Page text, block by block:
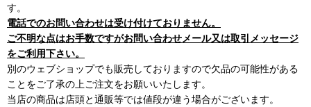
す。
電話でのお問い合わせは受け付けておりません。
ご不明な点はお手数ですがお問い合わせメール又は取引メッセージ
をご利用下さい。
別のウェブショップでも販売しておりますので欠品の可能性がある
ことをご了承の上ご注文をお願いいたします。
当店の商品は店頭と通販等では値段が違う場合がございます。